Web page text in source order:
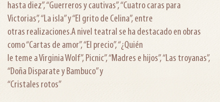
hasta diez”, “Guerreros y cautivas”, “Cuatro caras para
Victorias”, “La isla” y “El grito de Celina”, entre
otras realizaciones.A nivel teatral se ha destacado en obras
como “Cartas de amor”, “El precio”, “¿Quién
le teme a Virginia Wolf”, Picnic”, “Madres e hijos”, “Las troyanas”,
“Doña Disparate y Bambuco” y
“Cristales rotos”